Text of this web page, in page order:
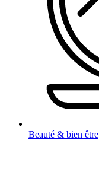
Beauté & bien être